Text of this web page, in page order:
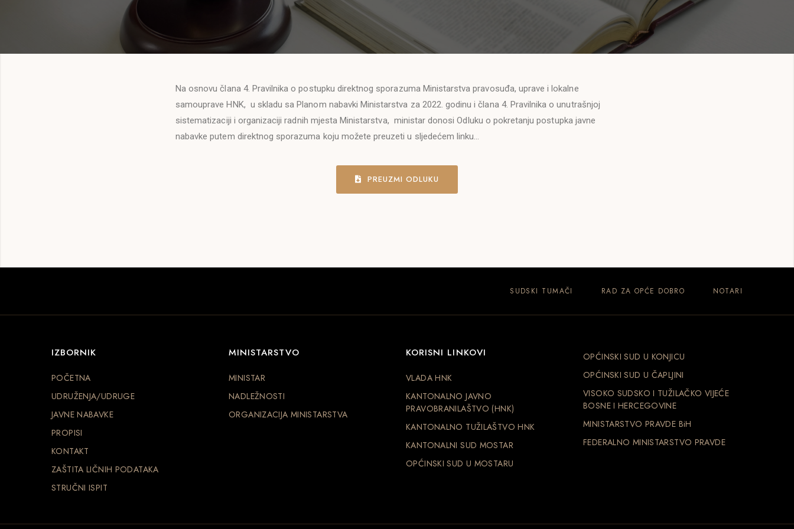
Na osnovu člana 4. Pravilnika o postupku direktnog sporazuma Ministarstva pravosuđa, uprave i lokalne
samouprave HNK, u skladu sa Planom nabavki Ministarstva za 2022. godinu i člana 4. Pravilnika o unutrašnjoj
sistematizaciji i organizaciji radnih mjesta Ministarstva, ministar donosi Odluku o pokretanju postupka javne
nabavke putem direktnog sporazuma koju možete preuzeti u sljedećem linku…
PREUZMI ODLUKU
SUDSKI TUMAČI RAD ZA OPĆE DOBRO NOTARI
IZBORNIK
POČETNA
UDRUŽENJA/UDRUGE
JAVNE NABAVKE
PROPISI
KONTAKT
ZAŠTITA LIČNIH PODATAKA
STRUČNI ISPIT
MINISTARSTVO
MINISTAR
NADLEŽNOSTI
ORGANIZACIJA MINISTARSTVA
KORISNI LINKOVI
VLADA HNK
KANTONALNO JAVNO
PRAVOBRANILAŠTVO (HNK)
KANTONALNO TUŽILAŠTVO HNK
KANTONALNI SUD MOSTAR
OPĆINSKI SUD U MOSTARU
OPĆINSKI SUD U KONJICU
OPĆINSKI SUD U ČAPLJINI
VISOKO SUDSKO I TUŽILAČKO VIJEĆE
BOSNE I HERCEGOVINE
MINISTARSTVO PRAVDE BiH
FEDERALNO MINISTARSTVO PRAVDE